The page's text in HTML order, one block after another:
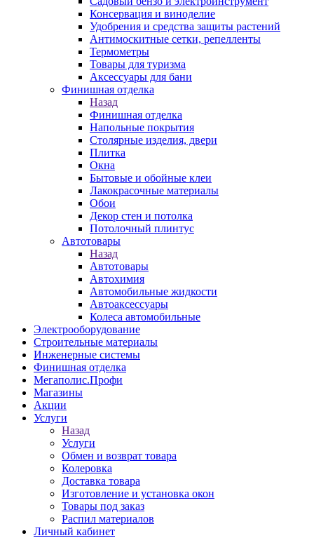
Консервация и виноделие
Удобрения и средства защиты растений
Антимоскитные сетки, репелленты
Термометры
Товары для туризма
Аксессуары для бани
Финишная отделка
Назад
Финишная отделка
Напольные покрытия
Столярные изделия, двери
Плитка
Окна
Бытовые и обойные клеи
Лакокрасочные материалы
Обои
Декор стен и потолка
Потолочный плинтус
Автотовары
Назад
Автотовары
Автохимия
Автомобильные жидкости
Автоаксессуары
Колеса автомобильные
Электрооборудование
Строительные материалы
Инженерные системы
Финишная отделка
Мегаполис.Профи
Магазины
Акции
Услуги
Назад
Услуги
Обмен и возврат товара
Колеровка
Доставка товара
Изготовление и установка окон
Товары под заказ
Распил материалов
Личный кабинет